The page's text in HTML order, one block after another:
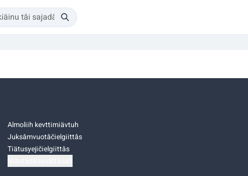
Almoliih kevttimiävtuh
Juksâmvuotâčielgiittâs
Tiätusyejičielgiittâs